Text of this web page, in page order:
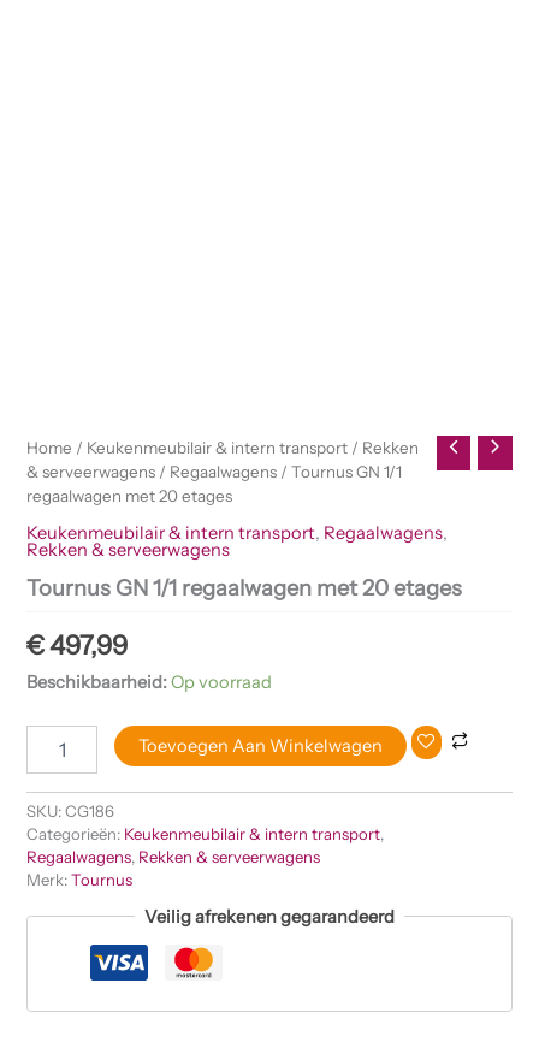
Home / Keukenmeubilair & intern transport / Rekken
& serveerwagens / Regaalwagens / Tournus GN 1/1
regaalwagen met 20 etages
Keukenmeubilair & intern transport, Regaalwagens,
Rekken & serveerwagens
Tournus GN 1/1 regaalwagen met 20 etages
€497,99
Beschikbaarheid:Op voorraad
Toevoegen Aan Winkelwagen
SKU:CG186
Categorieën: Keukenmeubilair & intern transport,
Regaalwagens, Rekken & serveerwagens
Merk:Tournus
Veilig afrekenen gegarandeerd